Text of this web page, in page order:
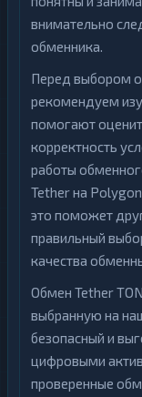
внимательно
обменника.
Перед выбором
рекомендуем
помогают
корректность
работы
Tether на
это поможет
правильный
качества
Обмен Tether
выбранную на
безопасный и
цифровыми
проверенные